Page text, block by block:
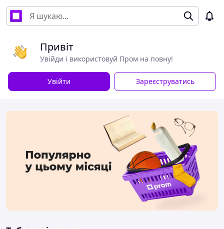
Привіт
Увійди і використовуй Пром на повну!
Увійти Зареєструватись